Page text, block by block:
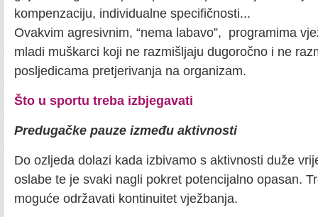
kompenzaciju, individualne specifičnosti...
Ovakvim agresivnim, “nema labavo”, programima
mladi muškarci koji ne razmišljaju dugoročno i ne
posljedicama pretjerivanja na organizam.
Što u sportu treba izbjegavati
Predugačke pauze između aktivnosti
Do ozljeda dolazi kada izbivamo s aktivnosti duže
oslabe te je svaki nagli pokret potencijalno opasan.
moguće održavati kontinuitet vježbanja.